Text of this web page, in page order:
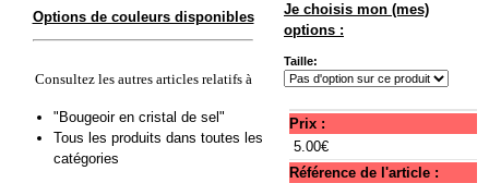
Options de couleurs disponibles
Consultez les autres articles relatifs à
"Bougeoir en cristal de sel"
Tous les produits dans toutes les
catégories
Je choisis mon (mes)
options :
Taille:
Prix :
5.00€
Référence de l'article :